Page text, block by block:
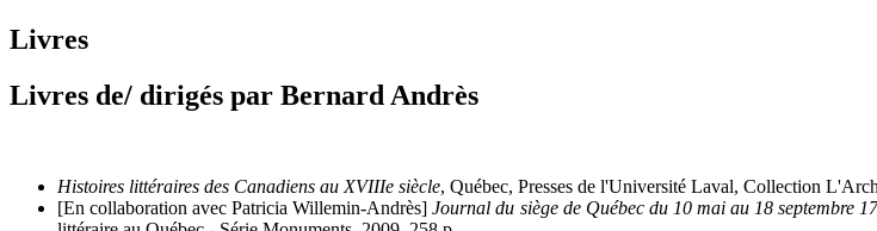
Livres
Livres de/ dirigés par Bernard Andrès
Histoires littéraires des Canadiens au XVIIIe siècle, Québec, Presses de l'Université Laval, Collection
[En collaboration avec Patricia Willemin-Andrès]Journal du siège de Québec du 10 mai au 18 septembre